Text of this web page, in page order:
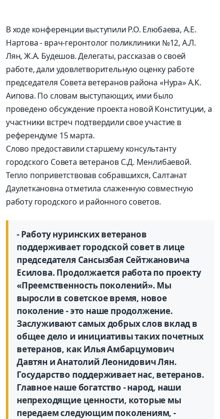
В ходе конференции выступили Р.О. Елюбаева, А.Е.
Нартова - врач-геронтолог поликлиники №12, А.Л.
Лян, Ж.А. Будешов. Делегаты, рассказав о своей
работе, дали удовлетворительную оценку работе
председателя Совета ветеранов района «Нура» А.К.
Аипова. По словам выступающих, ими было
проведено обсуждение проекта новой Конституции, а
участники встреч подтвердили свое участие в
референдуме 15 марта.
Слово предоставили старшему консультанту
городского Совета ветеранов С.Д. Менлибаевой.
Тепло поприветствовав собравшихся, Салтанат
Даулеткановна отметила слаженную совместную
работу городского и районного советов.
- Работу нуринских ветеранов
поддерживает городской совет в лице
председателя Сансызбая Сейтжановича
Есилова. Продолжается работа по проекту
«Преемственность поколений». Мы
выросли в советское время, новое
поколение - это наше продолжение.
Заслуживают самых добрых слов вклад в
общее дело и инициативы таких почетных
ветеранов, как Илья Амбарцумович
Давтян и Анатолий Леонидович Лян.
Государство поддерживает нас, ветеранов.
Главное наше богатство - народ, наши
непреходящие ценности, которые мы
передаем следующим поколениям, -